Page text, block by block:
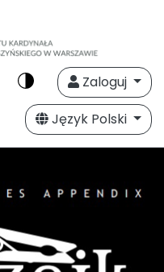
Zaloguj
Język Polski